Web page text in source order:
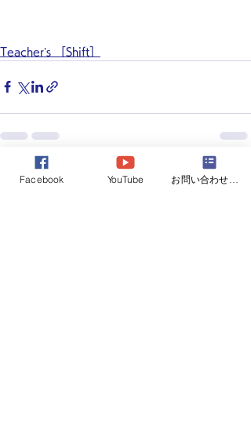
Teacher’s ［Shift］
最新記事 すべて表示
Facebook YouTube